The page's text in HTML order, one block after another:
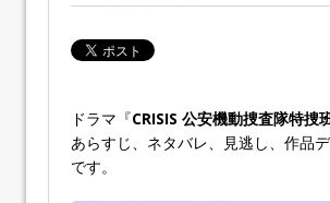
ドラマ『CRISIS 公安機動捜査隊特捜
あらすじ、ネタバレ、見逃し、作品
です。